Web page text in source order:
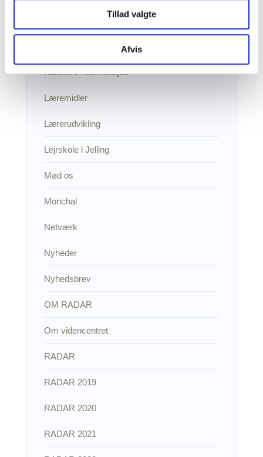
Tillad valgte
Afvis
Kildekritiske øvelser
Kritisk digital dannelse
Kulturarv i børnehøjde
Læremidler
Lærerudvikling
Lejrskole i Jelling
Mød os
Monchal
Netværk
Nyheder
Nyhedsbrev
OM RADAR
Om videncentret
RADAR
RADAR 2019
RADAR 2020
RADAR 2021